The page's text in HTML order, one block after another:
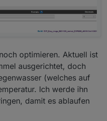
optimieren. Aktuell ist
ausgerichtet, doch
(welches auf
Ich werde ihn
damit es ablaufen